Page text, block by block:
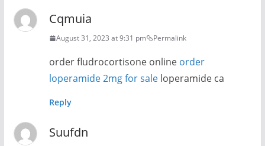
Cqmuia
August 31, 2023 at 9:31 pm Permalink
order fludrocortisone online order
loperamide 2mg for saleloperamide ca
Reply
Suufdn